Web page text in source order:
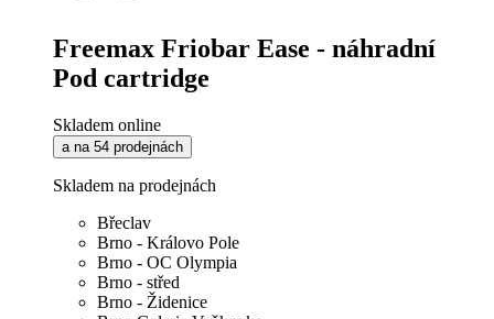
Freemax Friobar Ease - náhradní
Pod cartridge
Skladem online
a na 54 prodejnách
Skladem na prodejnách
Břeclav
Brno - Královo Pole
Brno - OC Olympia
Brno - střed
Brno - Židenice